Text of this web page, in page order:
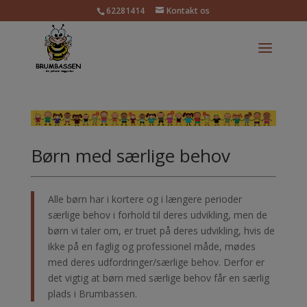
62281414 Kontakt os
Børn med særlige behov
Alle børn har i kortere og i længere perioder
særlige behov i forhold til deres udvikling, men de
børn vi taler om, er truet på deres udvikling, hvis de
ikke på en faglig og professionel måde, mødes
med deres udfordringer/særlige behov. Derfor er
det vigtig at børn med særlige behov får en særlig
plads i Brumbassen.